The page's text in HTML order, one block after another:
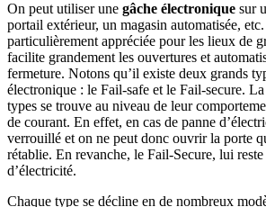
On peut utiliser une gâche électronique sur
portail extérieur, un magasin automatisée,
particulièrement appréciée pour les lieux de
facilite grandement les ouvertures et
fermeture. Notons qu’il existe deux grands
électronique : le Fail-safe et le Fail-secure.
types se trouve au niveau de leur
de courant. En effet, en cas de panne
verrouillé et on ne peut donc ouvrir la porte
rétablie. En revanche, le Fail-Secure, lui reste
d’électricité.
Chaque type se décline en de nombreux